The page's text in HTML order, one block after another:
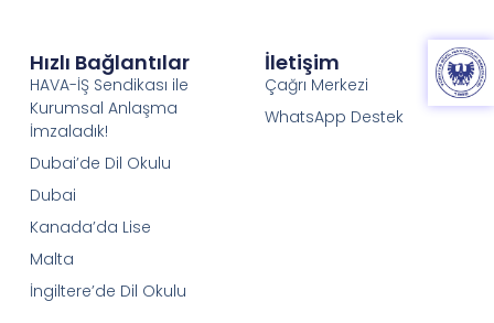
Hızlı Bağlantılar
HAVA-İŞ Sendikası ile
Kurumsal Anlaşma
İmzaladık!
Dubai’de Dil Okulu
Dubai
Kanada’da Lise
Malta
İngiltere’de Dil Okulu
İletişim
Çağrı Merkezi
WhatsApp Destek